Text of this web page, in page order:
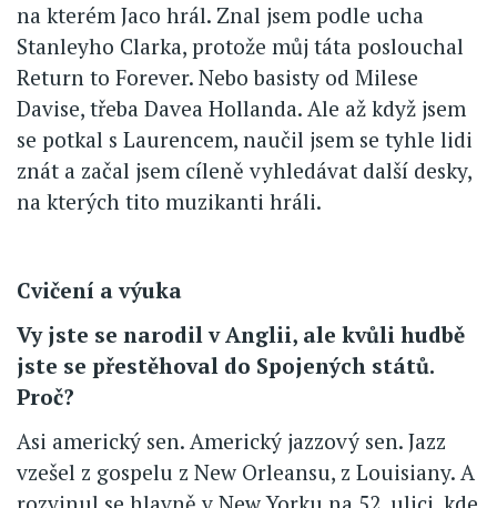
na kterém Jaco hrál. Znal jsem podle ucha
Stanleyho Clarka, protože můj táta poslouchal
Return to Forever. Nebo basisty od Milese
Davise, třeba Davea Hollanda. Ale až když jsem
se potkal s Laurencem, naučil jsem se tyhle lidi
znát a začal jsem cíleně vyhledávat další desky,
na kterých tito muzikanti hráli.
Cvičení a výuka
Vy jste se narodil v Anglii, ale kvůli hudbě
jste se přestěhoval do Spojených států.
Proč?
Asi americký sen. Americký jazzový sen. Jazz
vzešel z gospelu z New Orleansu, z Louisiany. A